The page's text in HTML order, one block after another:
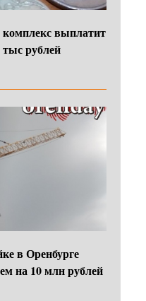
выплатит
тыс рублей
в Оренбурге
на 10 млн рублей